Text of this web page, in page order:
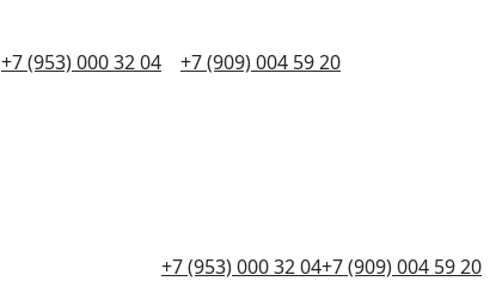
+7 (953) 000 32 04 +7 (909) 004 59 20
+7 (953) 000 32 04+7 (909) 004 59 20